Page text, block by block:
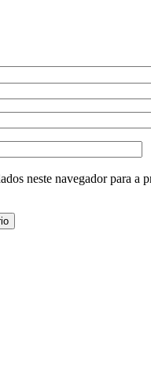
neste navegador para a